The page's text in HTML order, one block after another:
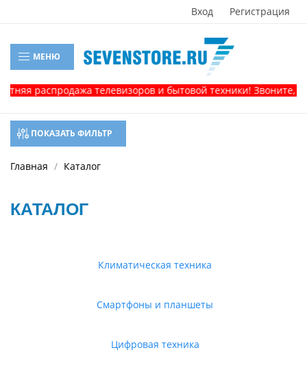
Вход Регистрация
МЕНЮ
телевизоров и бытовой техники! Звоните, и
ПОКАЗАТЬ ФИЛЬТР
Главная Каталог
КАТАЛОГ
Климатическая техника
Смартфоны и планшеты
Цифровая техника